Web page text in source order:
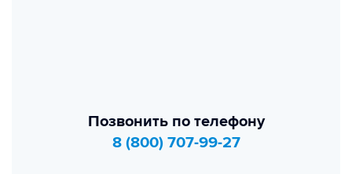
Позвонить по телефону
8 (800) 707-99-27